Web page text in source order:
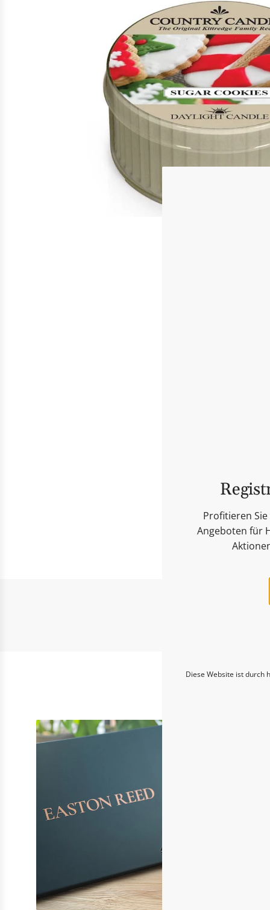
Profitieren
Angeboten für
Diese Website ist durch